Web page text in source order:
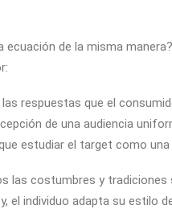
ecuación de la misma
respuestas que el
de una audiencia
estudiar el target como una
las costumbres y tradiciones
el individuo adapta su estilo